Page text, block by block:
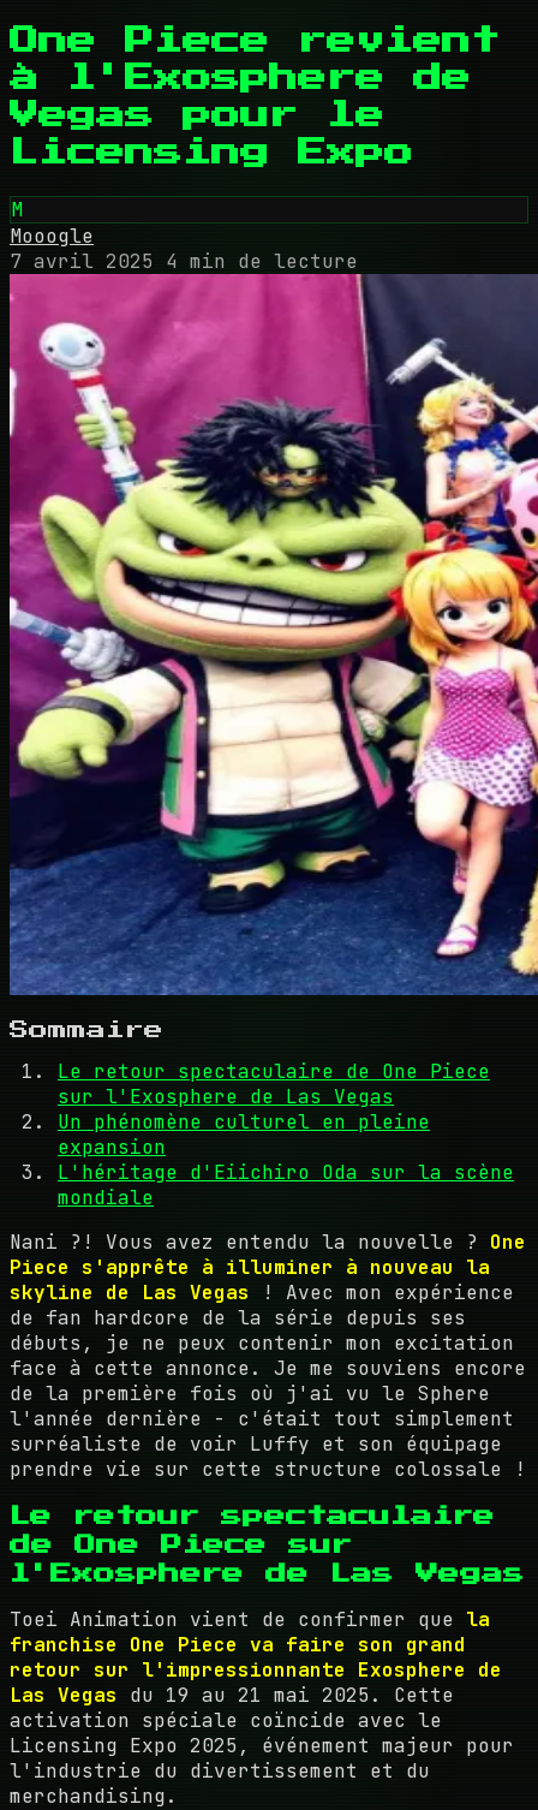
One Piece revient
à l'Exosphere de
Vegas pour le
Licensing Expo
M
Mooogle
7 avril 2025
4 min de lecture
Sommaire
Le retour spectaculaire de One Piece
sur l'Exosphere de Las Vegas
Un phénomène culturel en pleine
expansion
L'héritage d'Eiichiro Oda sur la scène
mondiale
Nani ?! Vous avez entendu la nouvelle ? One
Piece s'apprête à illuminer à nouveau la
skyline de Las Vegas ! Avec mon expérience
de fan hardcore de la série depuis ses
débuts, je ne peux contenir mon excitation
face à cette annonce. Je me souviens encore
de la première fois où j'ai vu le Sphere
l'année dernière - c'était tout simplement
surréaliste de voir Luffy et son équipage
prendre vie sur cette structure colossale !
Le retour spectaculaire
de One Piece sur
l'Exosphere de Las Vegas
Toei Animation vient de confirmer que la
franchise One Piece va faire son grand
retour sur l'impressionnante Exosphere de
Las Vegas du 19 au 21 mai 2025. Cette
activation spéciale coïncide avec le
Licensing Expo 2025, événement majeur pour
l'industrie du divertissement et du
merchandising.